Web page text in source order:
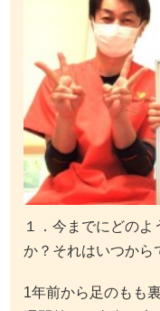
１．今までにどの
か？それはいつから
1年前から足のもも